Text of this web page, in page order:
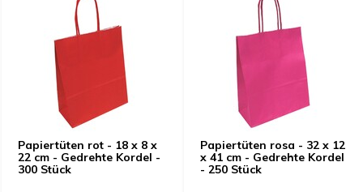
Papiertüten rot - 18 x 8 x
22 cm - Gedrehte Kordel -
300 Stück
Papiertüten rosa - 32 x 12
x 41 cm - Gedrehte Kordel
- 250 Stück